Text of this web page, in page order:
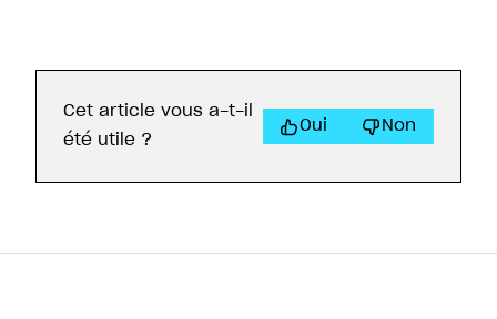
Cet article vous a-t-il
été utile ?
Oui Non